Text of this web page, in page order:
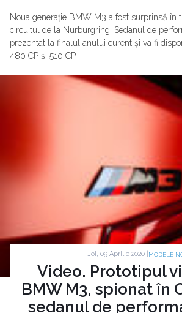
Noua generație BMW M3 a fost surprinsă în
circuitul de la Nurburgring. Sedanul de
prezentat la finalul anului curent și va fi
480 CP și 510 CP.
Joi, 09 Aprilie 2020 | MODELE
Video. Prototipul
BMW M3, spionat în
sedanul de